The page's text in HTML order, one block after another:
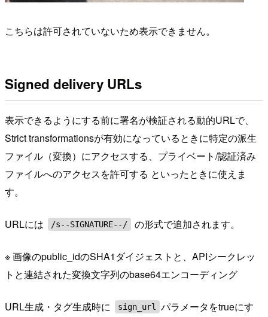
こちらは許可されていないため表示できません。
Signed delivery URLs
表示できるようにする前に署名が検証される動的URLで、
Strict transformationsが有効になっているときに特定の派生
ファイル（変換）にアクセスする、プライベート/認証済み
ファイルへのアクセスを許可する といったときに使えま
す。
URLには /s--SIGNATURE--/ の形式で追加されます。
※ 画像のpublic_idのSHA1ダイジェストと、APIシークレッ
トと連結された変換文字列のbase64エンコーディング
URL生成・タグ生成時に sign_url パラメータをtrueにす